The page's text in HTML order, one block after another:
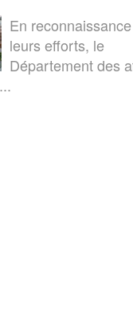
En
leurs efforts, le
Département des